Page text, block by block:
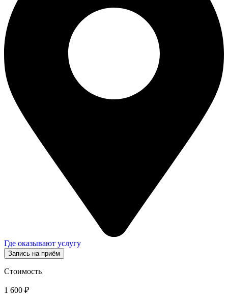
Где оказывают услугу
Запись на приём
Стоимость
1 600 ₽